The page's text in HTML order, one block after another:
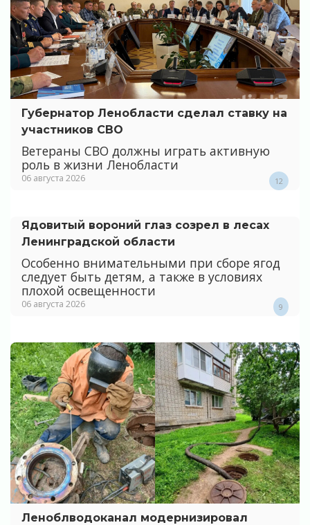
Губернатор Ленобласти сделал ставку на
участников СВО
Ветераны СВО должны играть активную
роль в жизни Ленобласти
06 августа 2026 12
Ядовитый вороний глаз созрел в лесах
Ленинградской области
Особенно внимательными при сборе ягод
следует быть детям, а также в условиях
плохой освещенности
06 августа 2026 9
Леноблводоканал модернизировал